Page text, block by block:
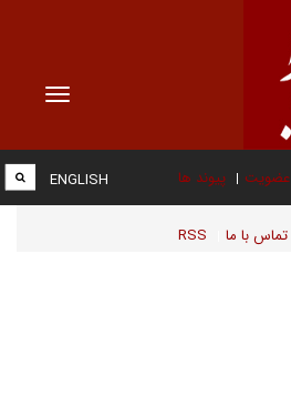
Toggle
عضویت پیوند ها
تماس با ما RSS
ENGLISH